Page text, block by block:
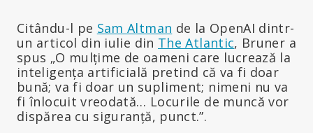
Citându-l pe Sam Altman de la OpenAI dintr-
un articol din iulie din The Atlantic, Bruner a
spus „O mulțime de oameni care lucrează la
inteligența artificială pretind că va fi doar
bună; va fi doar un supliment; nimeni nu va
fi înlocuit vreodată… Locurile de muncă vor
dispărea cu siguranță, punct.”.